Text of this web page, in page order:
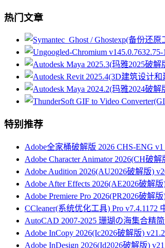
热门文章
特别推荐
Adobe全家桶破解版 2026 CHS-ENG
Adobe Character Animator 2026(CH破
Adobe Audition 2026(AU2026破解版)
Adobe After Effects 2026(AE2026破解
Adobe Premiere Pro 2026(PR2026破解
CCleaner(系统优化工具) Pro v7.4.1172
AutoCAD 2007-2025 珊瑚の海集合精
Adobe InCopy 2026(Ic2026破解版)
Adobe InDesign 2026(Id2026破解版)